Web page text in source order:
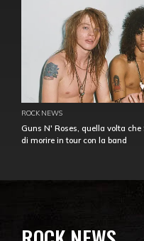
ROCK NEWS
Guns N' Roses, quella volta
di morire in tour con la band